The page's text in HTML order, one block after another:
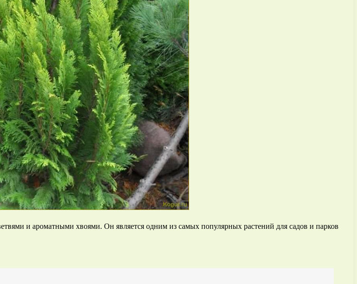
и ароматными хвоями. Он является одним из самых популярных растений для садов и парков